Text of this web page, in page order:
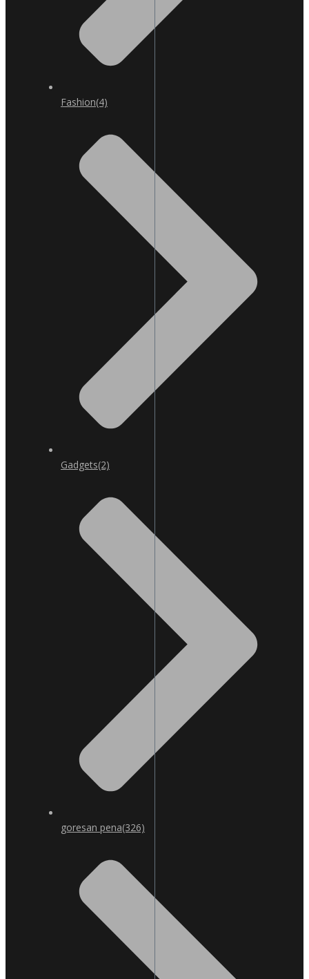
Fashion(4)
Gadgets(2)
goresan pena(326)